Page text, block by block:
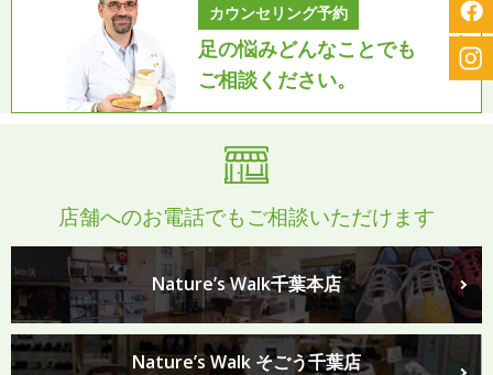
カウンセリング予約
足の悩みどんなことでも
ご相談ください。
店舗へのお電話でもご相談いただけます
Nature’s Walk千葉本店
Nature’s Walk そごう千葉店